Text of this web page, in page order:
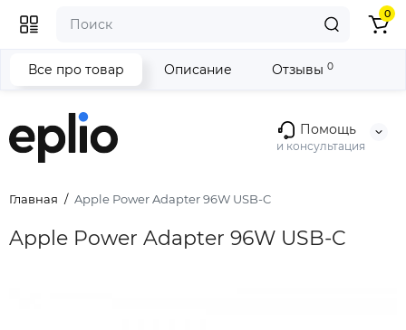
Помощь
и консультация
0
Главная Apple Power Adapter 96W USB-C
Apple Power Adapter 96W USB-C
Все про товар Описание Отзывы 0